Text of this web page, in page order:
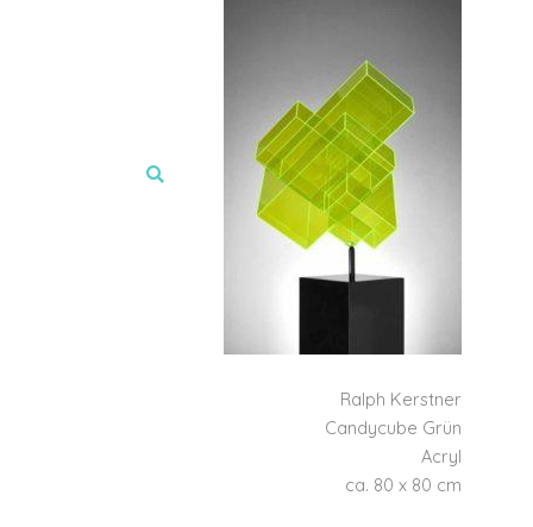
Ralph Kerstner
Candycube Grün
Acryl
ca. 80 x 80 cm